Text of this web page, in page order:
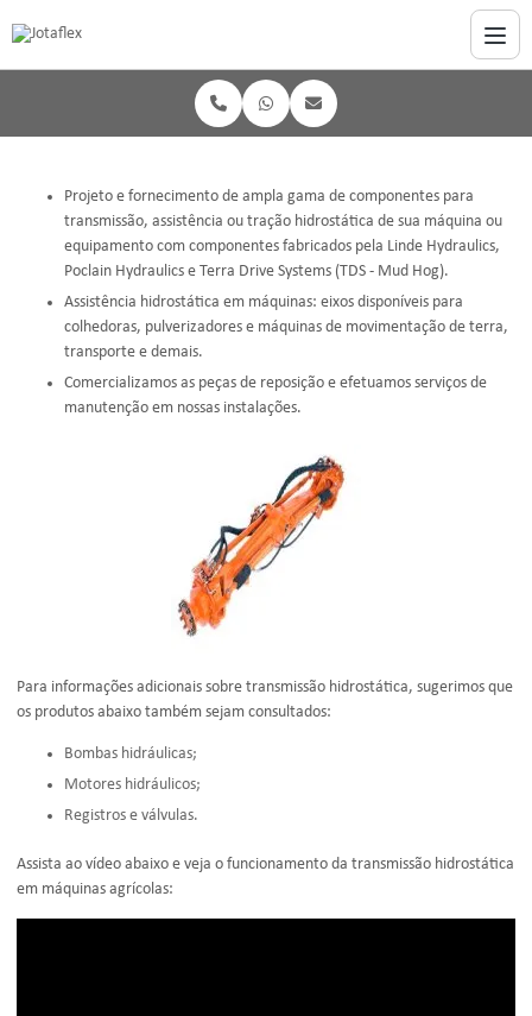
Projeto e fornecimento de ampla gama de componentes para
transmissão, assistência ou tração hidrostática de sua máquina ou
equipamento com componentes fabricados pela Linde Hydraulics,
Poclain Hydraulics e Terra Drive Systems (TDS - Mud Hog).
Assistência hidrostática em máquinas: eixos disponíveis para
colhedoras, pulverizadores e máquinas de movimentação de terra,
transporte e demais.
Comercializamos as peças de reposição e efetuamos serviços de
manutenção em nossas instalações.
Para informações adicionais sobre transmissão hidrostática, sugerimos que
os produtos abaixo também sejam consultados:
Bombas hidráulicas;
Motores hidráulicos;
Registros e válvulas.
Assista ao vídeo abaixo e veja o funcionamento da transmissão hidrostática
em máquinas agrícolas: